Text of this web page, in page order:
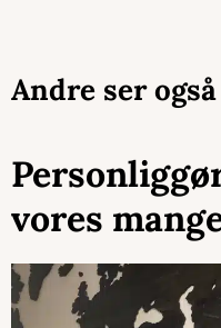
Andre ser
vores